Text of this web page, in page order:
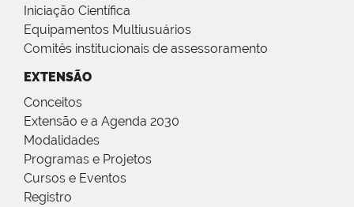
Iniciação Científica
Equipamentos Multiusuários
Comitês institucionais de assessoramento
EXTENSÃO
Conceitos
Extensão e a Agenda 2030
Modalidades
Programas e Projetos
Cursos e Eventos
Registro